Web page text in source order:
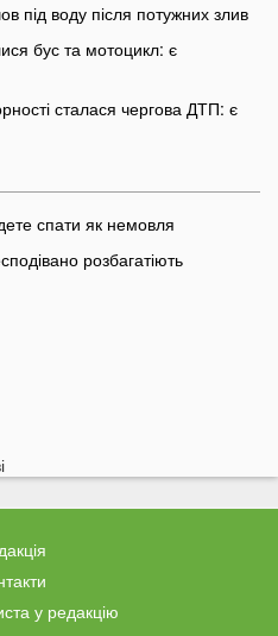
під воду після потужних злив
бус та мотоцикл: є
сталася чергова ДТП: є
спати як немовля
розбагатіють
гроші з мобільного рахунку
зима: тривожний прогноз для
у редакцію